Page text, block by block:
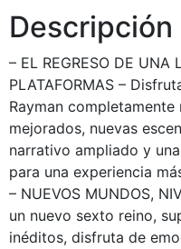
Descripción
– EL REGRESO DE UNA
PLATAFORMAS –
Rayman
mejorados, nuevas
narrativo ampliado y
para una experiencia
– NUEVOS MUNDOS,
un nuevo sexto reino,
inéditos, disfruta de